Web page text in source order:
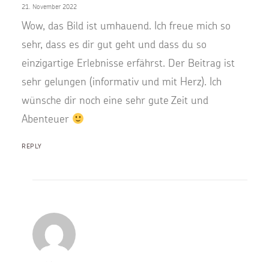
21. November 2022
Wow, das Bild ist umhauend. Ich freue mich so
sehr, dass es dir gut geht und dass du so
einzigartige Erlebnisse erfährst. Der Beitrag ist
sehr gelungen (informativ und mit Herz). Ich
wünsche dir noch eine sehr gute Zeit und
Abenteuer
REPLY